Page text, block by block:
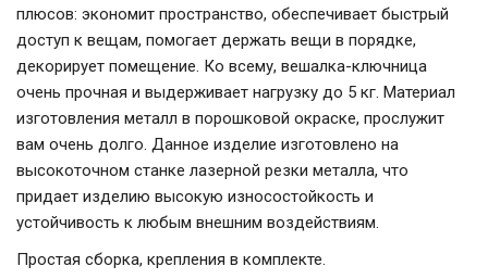
плюсов: экономит пространство, обеспечивает быстрый
доступ к вещам, помогает держать вещи в порядке,
декорирует помещение. Ко всему, вешалка-ключница
очень прочная и выдерживает нагрузку до 5 кг. Материал
изготовления металл в порошковой окраске, прослужит
вам очень долго. Данное изделие изготовлено на
высокоточном станке лазерной резки металла, что
придает изделию высокую износостойкость и
устойчивость к любым внешним воздействиям.
Простая сборка, крепления в комплекте.